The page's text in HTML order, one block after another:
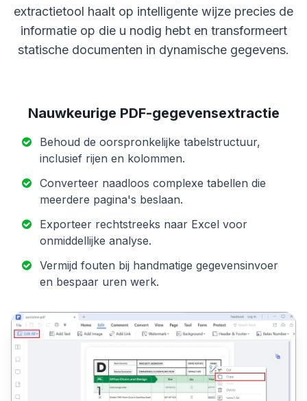
extractietool haalt op intelligente wijze precies de
informatie op die u nodig hebt en transformeert
statische documenten in dynamische gegevens.
Nauwkeurige PDF-gegevensextractie
Behoud de oorspronkelijke tabelstructuur,
inclusief rijen en kolommen.
Converteer naadloos complexe tabellen die
meerdere pagina's beslaan.
Exporteer rechtstreeks naar Excel voor
onmiddellijke analyse.
Vermijd fouten bij handmatige gegevensinvoer
en bespaar uren werk.